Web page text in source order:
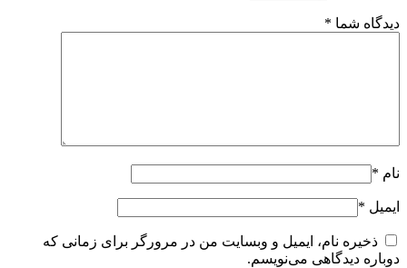
دیدگاه شما *
نام *
ایمیل *
ذخیره نام، ایمیل و وبسایت من در مرورگر برای زمانی که
دوباره دیدگاهی می‌نویسم.